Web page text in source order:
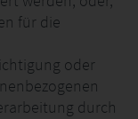
für die
oder
durch